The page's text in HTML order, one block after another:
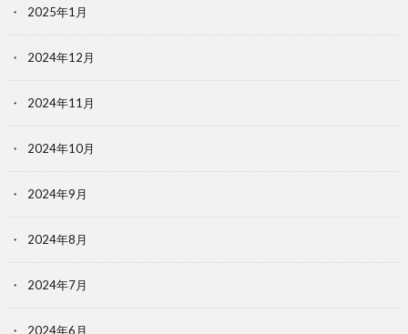
2025年1月
2024年12月
2024年11月
2024年10月
2024年9月
2024年8月
2024年7月
2024年6月